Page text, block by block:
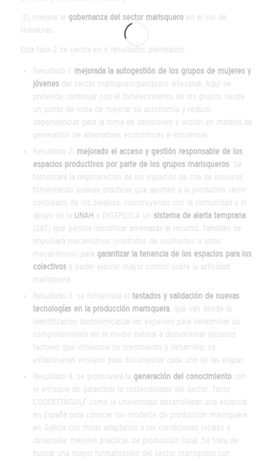
(2) mejorar la gobernanza del sector marisqueroen el sur de
Honduras.
Esta fase 2 se centra en 6 resultados planteados:
Resultado 1: mejorada la autogestión de los grupos de mujeres y
jóvenesdel sector marisquero-pesquero artesanal. Aquí se
pretende continuar con el fortalecimiento de los grupos desde
un punto de vista de mejorar su autonomía y reducir
dependencias para la toma de decisiones y acción en materia de
generación de alternativas económicas e incidencia.
Resultado 2: mejorado el acceso y gestión responsable de los
espacios productivos por parte de los grupos marisqueros. Se
fomentará la regeneración de los espacios de cría de molucos
fomentando buenas prácticas que aporten a la produción semi-
contralado de los bivalvos; construyendo con la comunidad y el
apoyo de la UNAH y DIGEPESCA un sistema de alerta temprana
(SAT) que pemita identificar amenazas al recurso. También se
impulsará mecanismos (contratos de usufructos u otros
mecanismos) para garantizar la tenencia de los espacios para los
colectivosy poder ejercer mayor control sobre la actividad
marisquera.
Resultado 3: se fomentará el testados y validación de nuevas
tecnologías en la producción marisquera, que van desde la
identificación taxonómicasde las especies para determinar su
comportamiento en el medio natural a documentar aquellos
factores que influencia su crecimiento y desarrollo; se
estableceran ensayos para documentar cada una de las etapas.
Resultado 4: se promoverá la generación del conocimientocon
el enfoque de garantizar la sostenibilidad del sector. Tanto
CODDEFFAGOLF como la Universidad desarrollaran una estancia
en España para conocer los modelos de producción marisquera
en Galicia con miras adaptarlos a los condiciones locales y
desarrollar mejores prácticas de producción local. Se trata de
buscar una mayor formalización del sector marisquero con